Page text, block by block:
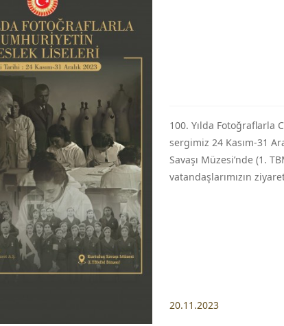
100. Yılda Fotoğraflarla
sergimiz 24 Kasım-31
Savaşı Müzesi’nde (1.
vatandaşlarımızın
20.11.2023